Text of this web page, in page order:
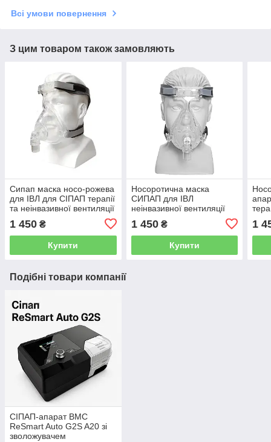
Всі умови повернення
З цим товаром також замовляють
Сипап маска носо-рожева
для ІВЛ для СІПАП терапії
та неінвазивної вентиляції
1 450 ₴
Купити
Носоротична маска
СИПАП для ІВЛ
неінвазивної вентиляції
кисню L М розмір
1 450₴
Купити
1
Подібні товари компанії
СІПАП-апарат BMC
ReSmart Auto G2S A20 зі
зволожувачем